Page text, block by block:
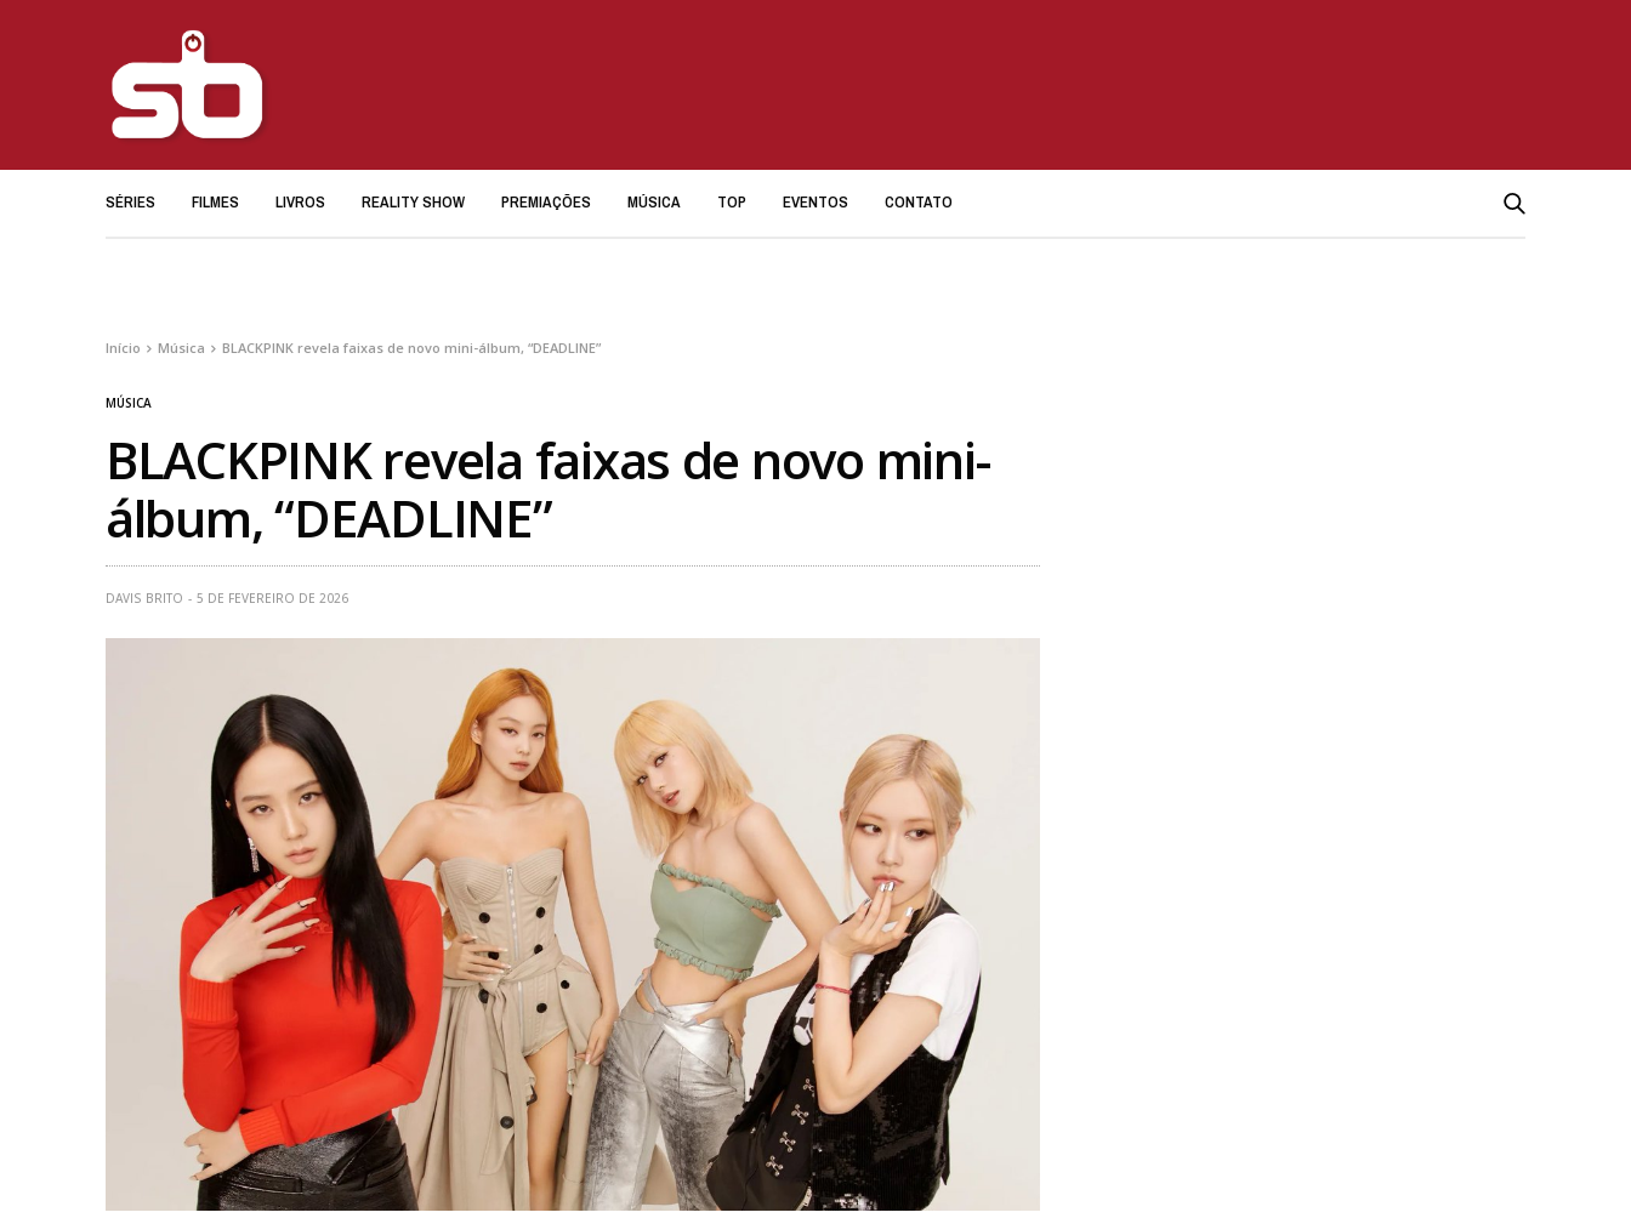
SÉRIES FILMES LIVROS REALITY SHOW PREMIAÇÕES MÚSICA TOP EVENTOS CONTATO
Início Música BLACKPINK revela faixas de novo mini-álbum, “DEADLINE”
MÚSICA
BLACKPINK revela faixas de novo mini-
álbum, “DEADLINE”
DAVIS BRITO 5 DE FEVEREIRO DE 2026